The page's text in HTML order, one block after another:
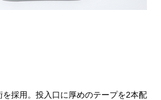
採用。投入口に厚めのテープを2本配